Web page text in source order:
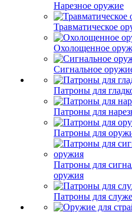
Нарезное оружие
Травматическое
Охолощенное
Сигнальное
Патроны для
Патроны для
Патроны для
Патроны для
оружия
Патроны для